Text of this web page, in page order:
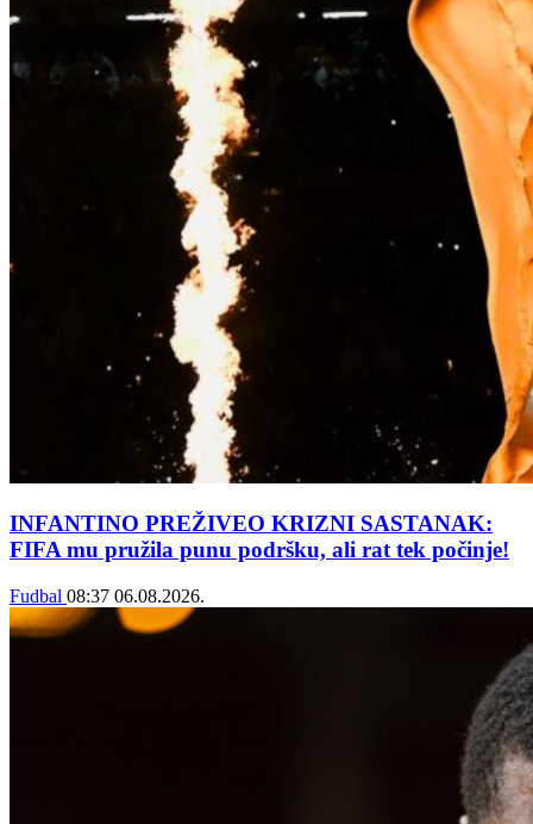
INFANTINO PREŽIVEO KRIZNI SASTANAK:
FIFA mu pružila punu podršku, ali rat tek počinje!
Fudbal 08:37 06.08.2026.